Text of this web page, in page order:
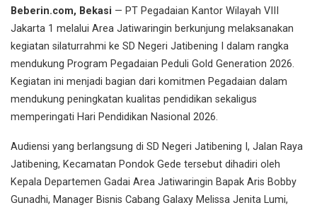
Beberin.com, Bekasi — PT Pegadaian Kantor Wilayah VIII
Jakarta 1 melalui Area Jatiwaringin berkunjung melaksanakan
kegiatan silaturrahmi ke SD Negeri Jatibening I dalam rangka
mendukung Program Pegadaian Peduli Gold Generation 2026.
Kegiatan ini menjadi bagian dari komitmen Pegadaian dalam
mendukung peningkatan kualitas pendidikan sekaligus
memperingati Hari Pendidikan Nasional 2026.
Audiensi yang berlangsung di SD Negeri Jatibening I, Jalan Raya
Jatibening, Kecamatan Pondok Gede tersebut dihadiri oleh
Kepala Departemen Gadai Area Jatiwaringin Bapak Aris Bobby
Gunadhi, Manager Bisnis Cabang Galaxy Melissa Jenita Lumi,